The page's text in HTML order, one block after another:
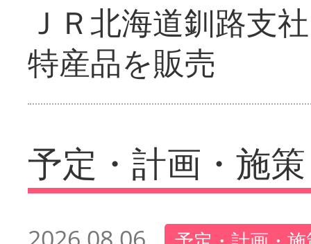
ＪＲ北海道釧路支
特産品を販売
予定・計画・施策